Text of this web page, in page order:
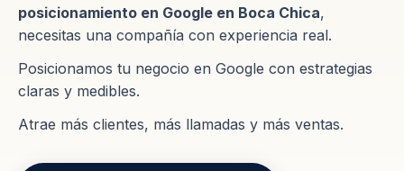
Contacto
posicionamiento en Google en Boca Chica,
necesitas una compañía con experiencia real.
Posicionamos tu negocio en Google con estrategias
claras y medibles.
Atrae más clientes, más llamadas y más ventas.